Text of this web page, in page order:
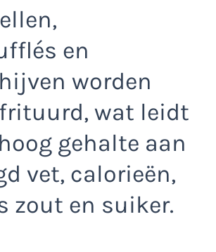
en
worden
wat leidt
gehalte aan
vet, calorieën,
zout en suiker.